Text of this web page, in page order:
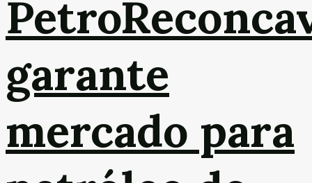
garante
mercado para